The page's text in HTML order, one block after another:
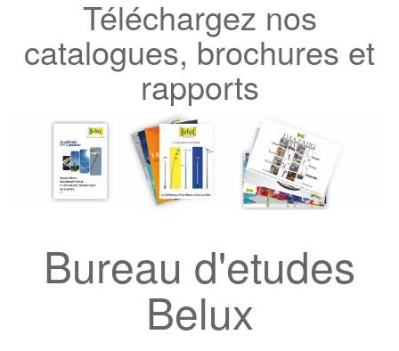
Téléchargez nos
catalogues, brochures et
rapports
Bureau d'etudes
Belux